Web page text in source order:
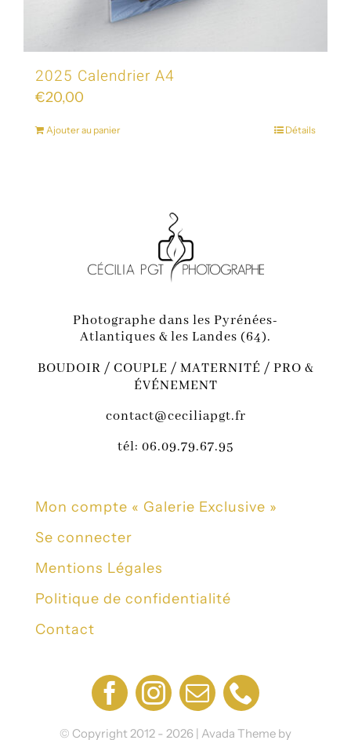
2025 Calendrier A4
€20,00
Ajouter au panier Détails
Photographe dans les Pyrénées-
Atlantiques & les Landes (64).
BOUDOIR / COUPLE / MATERNITÉ / PRO &
ÉVÉNEMENT
contact@ceciliapgt.fr
tél: 06.09.79.67.95
Mon compte « Galerie Exclusive »
Se connecter
Mentions Légales
Politique de confidentialité
Contact
© Copyright 2012 - 2026 | Avada Theme by